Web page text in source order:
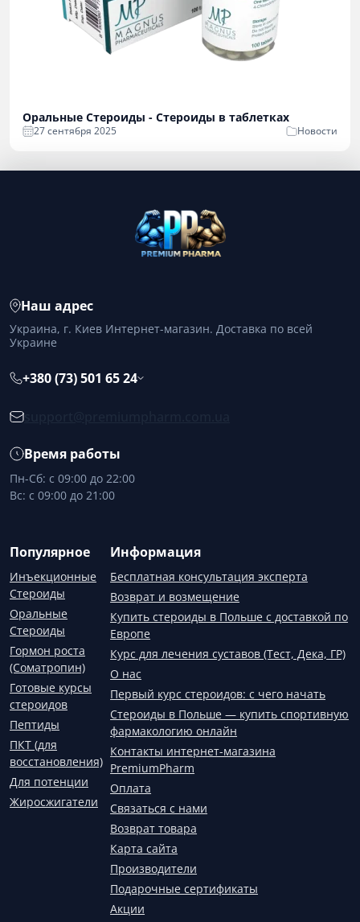
Оральные Стероиды - Стероиды в таблетках
27 сентября 2025 Новости
Наш адрес
Украина, г. Киев Интернет-магазин. Доставка по всей
Украине
+380 (73) 501 65 24
Время работы
Пн-Сб: с 09:00 до 22:00
Вс: с 09:00 до 21:00
Популярное
Инъекционные
Стероиды
Оральные
Стероиды
Гормон роста
(Соматропин)
Готовые курсы
стероидов
Пептиды
ПКТ (для
восстановления)
Для потенции
Жиросжигатели
Информация
Бесплатная консультация эксперта
Возврат и возмещение
Купить стероиды в Польше с доставкой по
Европе
Курс для лечения суставов (Тест, Дека, ГР)
О нас
Первый курс стероидов: с чего начать
Стероиды в Польше — купить спортивную
фармакологию онлайн
Контакты интернет-магазина
PremiumPharm
Оплата
Связаться с нами
Возврат товара
Карта сайта
Производители
Подарочные сертификаты
Акции